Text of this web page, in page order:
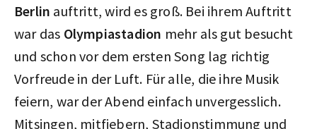
Berlin auftritt, wird es groß. Bei ihrem Auftritt
war das Olympiastadion mehr als gut besucht
und schon vor dem ersten Song lag richtig
Vorfreude in der Luft. Für alle, die ihre Musik
feiern, war der Abend einfach unvergesslich.
Mitsingen, mitfiebern, Stadionstimmung und